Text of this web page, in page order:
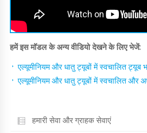
हमें इस मॉडल के अन्य वीडियो देखने के लिए भेजें:
एल्यूमीनियम और धातु ट्यूबों में स्वचालित ट्यूब
एल्यूमीनियम और धातु ट्यूबों में स्वचालित और
हमारी सेवा और ग्राहक सेवाएं